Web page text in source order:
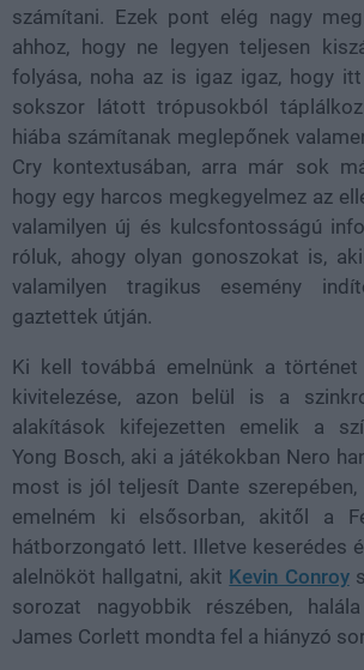
számítani. Ezek pont elég nagy
ahhoz, hogy ne legyen teljesen
folyása, noha az is igaz igaz, hogy
sokszor látott trópusokból
hiába számítanak meglepőnek
Cry kontextusában, arra már sok
hogy egy harcos megkegyelmez az
valamilyen új és kulcsfontosságú
róluk, ahogy olyan gonoszokat is,
valamilyen tragikus esemény
gaztettek útján.
Ki kell továbbá emelnünk a
kivitelezése, azon belül is a
alakítások kifejezetten emelik a
Yong Bosch, aki a játékokban Nero
most is jól teljesít Dante szerepében,
emelném ki elsősorban, akitől a
hátborzongató lett. Illetve keserédes
alelnököt hallgatni, akit Kevin Conroy
sorozat nagyobbik részében,
James Corlett mondta fel a hiányzó